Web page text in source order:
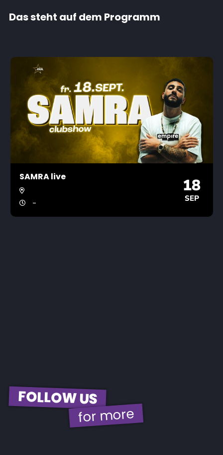
Das steht auf dem Programm
SAMRA live
-
18
SEP
FOLLOW US
for more